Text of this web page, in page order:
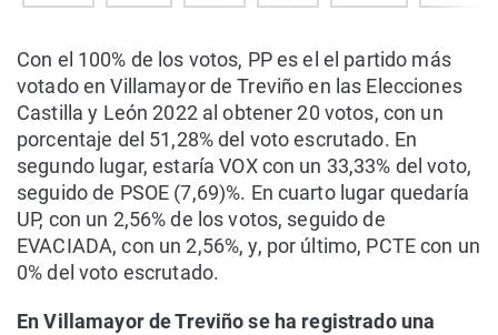
Con el 100% de los votos, PP es el el partido más
votado en Villamayor de Treviño en las Elecciones
Castilla y León 2022 al obtener 20 votos, con un
porcentaje del 51,28% del voto escrutado. En
segundo lugar, estaría VOX con un 33,33% del voto,
seguido de PSOE (7,69)%. En cuarto lugar quedaría
UP, con un 2,56% de los votos, seguido de
EVACIADA, con un 2,56%, y, por último, PCTE con un
0% del voto escrutado.
En Villamayor de Treviño se ha registrado una